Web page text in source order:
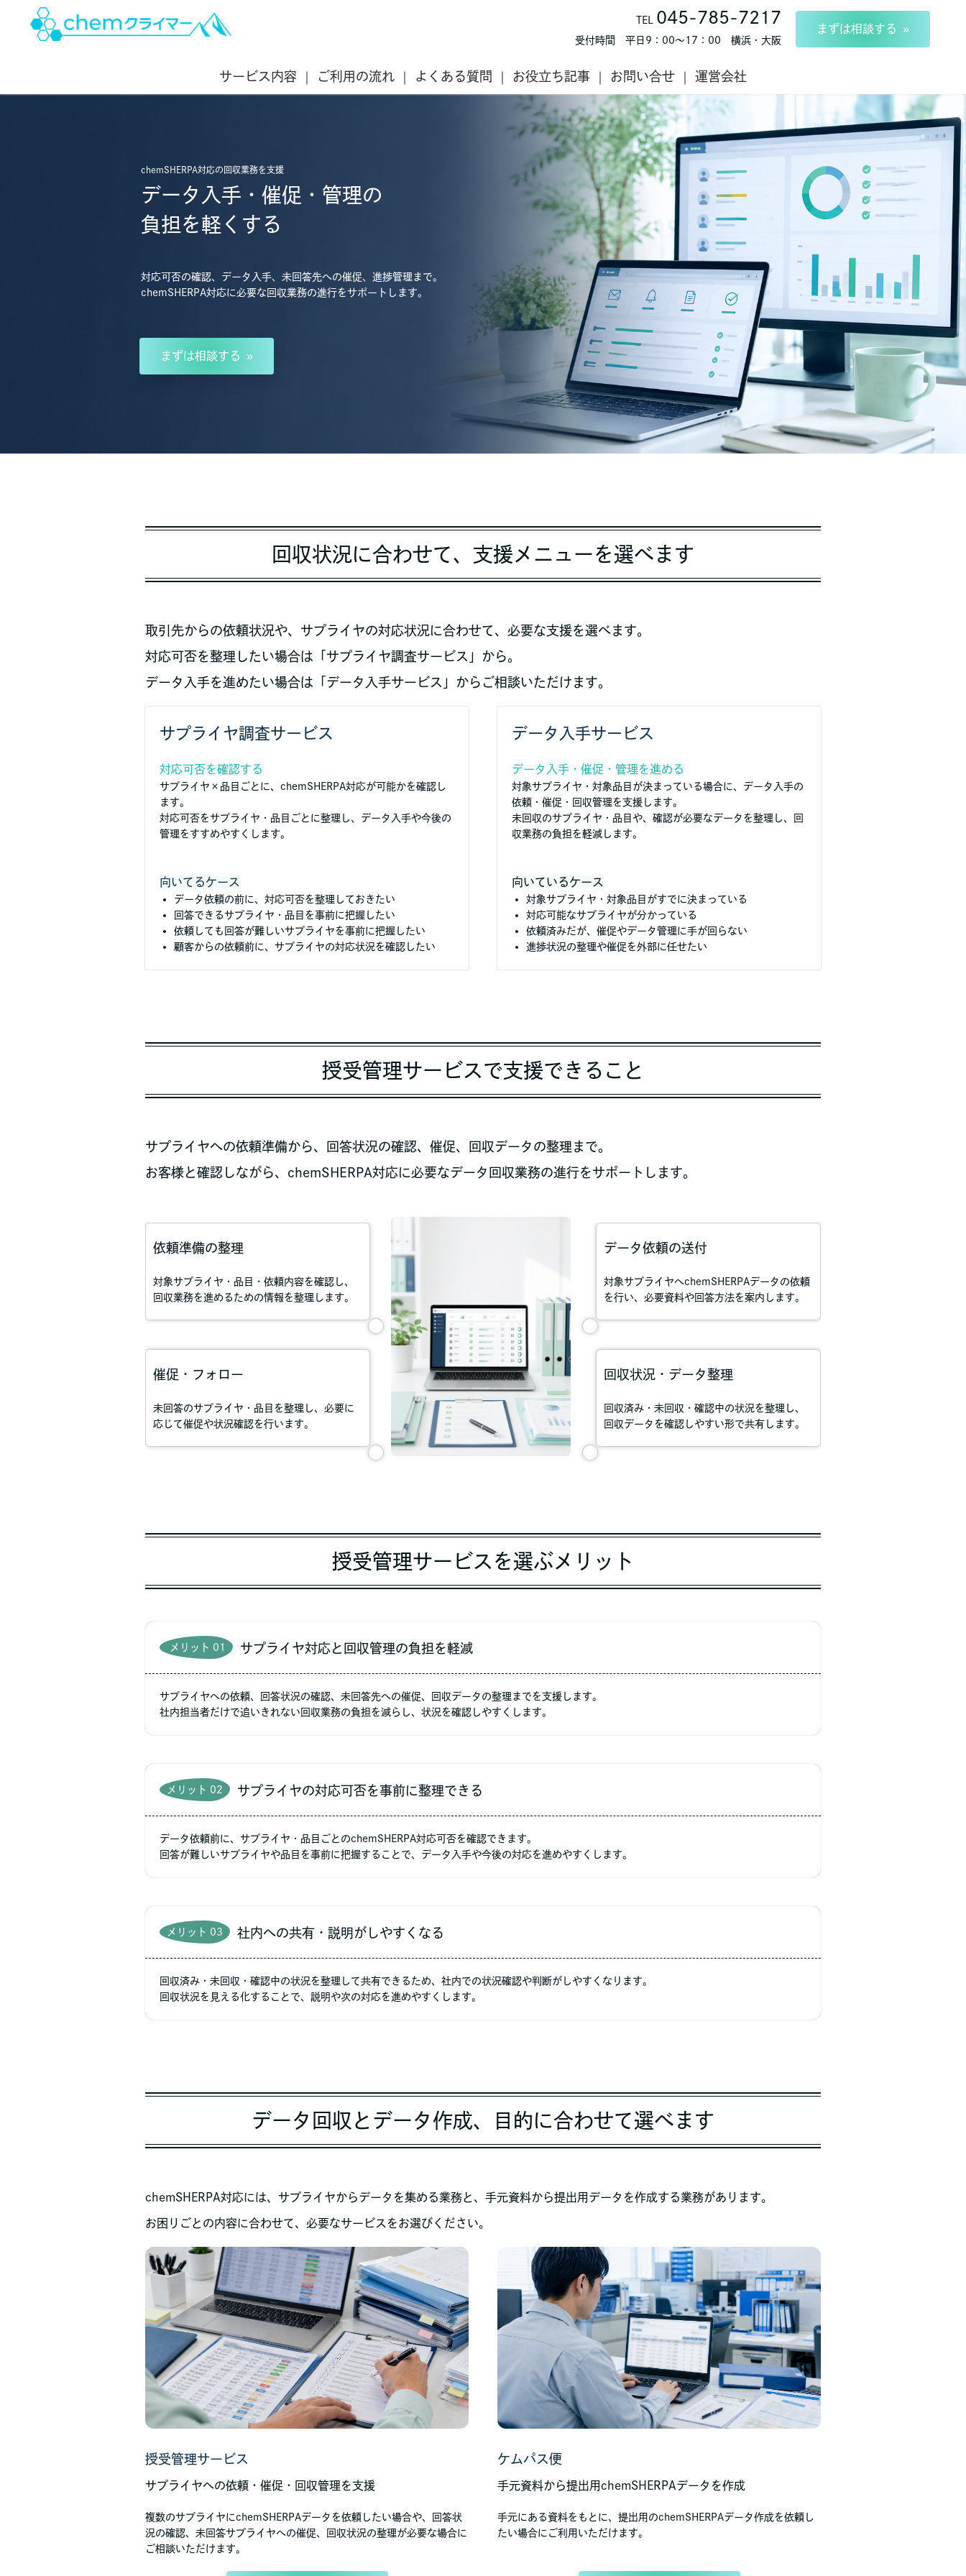
TEL 045-785-7217
受付時間 平日9：00～17：00 横浜・大阪
まずは相談する
サービス内容 ご利用の流れ よくある質問 お役立ち記事 お問い合せ 運営会社
chemSHERPA対応の回収業務を支援
データ入手・催促・管理の
負担を軽くする
対応可否の確認、データ入手、未回答先への催促、進捗管理まで。
chemSHERPA対応に必要な回収業務の進行をサポートします。
まずは相談する
回収状況に合わせて、支援メニューを選べます
取引先からの依頼状況や、サプライヤの対応状況に合わせて、必要な支援を選べます。
対応可否を整理したい場合は「サプライヤ調査サービス」から。
データ入手を進めたい場合は「データ入手サービス」からご相談いただけます。
サプライヤ調査サービス
対応可否を確認する
サプライヤ×品目ごとに、chemSHERPA対応が可能かを確認し
ます。
対応可否をサプライヤ・品目ごとに整理し、データ入手や今後の
管理をすすめやすくします。
向いてるケース
データ依頼の前に、対応可否を整理しておきたい
回答できるサプライヤ・品目を事前に把握したい
依頼しても回答が難しいサプライヤを事前に把握したい
顧客からの依頼前に、サプライヤの対応状況を確認したい
データ入手サービス
データ入手・催促・管理を進める
対象サプライヤ・対象品目が決まっている場合に、データ入手の
依頼・催促・回収管理を支援します。
未回収のサプライヤ・品目や、確認が必要なデータを整理し、回
収業務の負担を軽減します。
向いているケース
対象サプライヤ・対象品目がすでに決まっている
対応可能なサプライヤが分かっている
依頼済みだが、催促やデータ管理に手が回らない
進捗状況の整理や催促を外部に任せたい
授受管理サービスで支援できること
サプライヤへの依頼準備から、回答状況の確認、催促、回収データの整理まで。
お客様と確認しながら、chemSHERPA対応に必要なデータ回収業務の進行をサポートします。
依頼準備の整理
対象サプライヤ・品目・依頼内容を確認し、
回収業務を進めるための情報を整理します。
データ依頼の送付
対象サプライヤへchemSHERPAデータの依頼
を行い、必要資料や回答方法を案内します。
催促・フォロー
未回答のサプライヤ・品目を整理し、必要に
応じて催促や状況確認を行います。
回収状況・データ整理
回収済み・未回収・確認中の状況を整理し、
回収データを確認しやすい形で共有します。
授受管理サービスを選ぶメリット
メリット 01 サプライヤ対応と回収管理の負担を軽減
サプライヤへの依頼、回答状況の確認、未回答先への催促、回収データの整理までを支援します。
社内担当者だけで追いきれない回収業務の負担を減らし、状況を確認しやすくします。
メリット 02 サプライヤの対応可否を事前に整理できる
データ依頼前に、サプライヤ・品目ごとのchemSHERPA対応可否を確認できます。
回答が難しいサプライヤや品目を事前に把握することで、データ入手や今後の対応を進めやすくします。
メリット 03 社内への共有・説明がしやすくなる
回収済み・未回収・確認中の状況を整理して共有できるため、社内での状況確認や判断がしやすくなります。
回収状況を見える化することで、説明や次の対応を進めやすくします。
データ回収とデータ作成、目的に合わせて選べます
chemSHERPA対応には、サプライヤからデータを集める業務と、手元資料から提出用データを作成する業務があります。
お困りごとの内容に合わせて、必要なサービスをお選びください。
授受管理サービス
サプライヤへの依頼・催促・回収管理を支援
複数のサプライヤにchemSHERPAデータを依頼したい場合や、回答状
況の確認、未回答サプライヤへの催促、回収状況の整理が必要な場合に
ご相談いただけます。
ケムパス便
手元資料から提出用chemSHERPAデータを作成
手元にある資料をもとに、提出用のchemSHERPAデータ作成を依頼し
たい場合にご利用いただけます。